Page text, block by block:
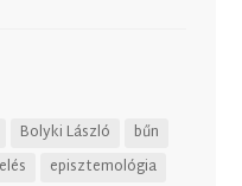
Bolyki László
bűn
episztemológia